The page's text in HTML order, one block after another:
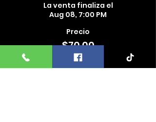
La venta finaliza el
Aug 08, 7:00 PM
Precio
$70.00
+$1.75 de comisión de servicio de
entradas